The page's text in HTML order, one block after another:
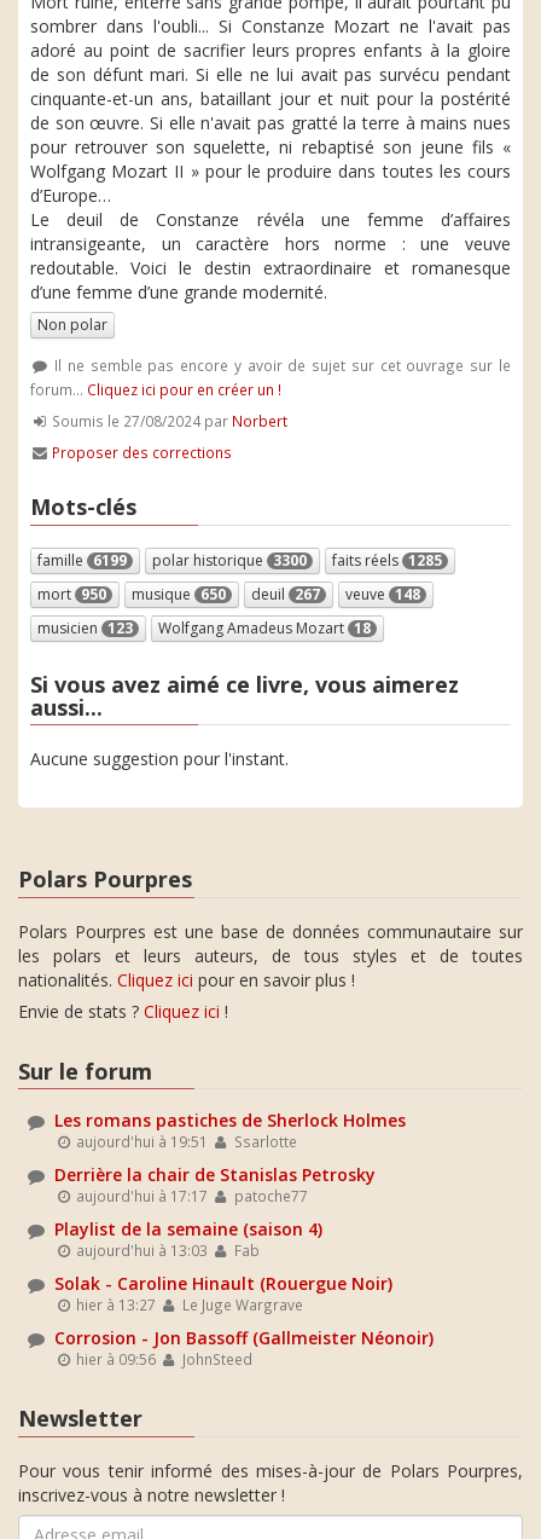
sombrer dans l'oubli... Si Constanze Mozart ne l'avait pas
adoré au point de sacrifier leurs propres enfants à la gloire
de son défunt mari. Si elle ne lui avait pas survécu pendant
cinquante-et-un ans, bataillant jour et nuit pour la postérité
de son œuvre. Si elle n'avait pas gratté la terre à mains nues
pour retrouver son squelette, ni rebaptisé son jeune fils «
Wolfgang Mozart II » pour le produire dans toutes les cours
d’Europe…
Le deuil de Constanze révéla une femme d’affaires
intransigeante, un caractère hors norme : une veuve
redoutable. Voici le destin extraordinaire et romanesque
d’une femme d’une grande modernité.
Non polar
Il ne semble pas encore y avoir de sujet sur cet ouvrage sur le
forum... Cliquez ici pour en créer un !
Soumis le 27/08/2024 par Norbert
Proposer des corrections
Mots-clés
famille 6199 polar historique 3300 faits réels 1285
mort 950 musique 650 deuil 267 veuve 148
musicien 123 Wolfgang Amadeus Mozart 18
Si vous avez aimé ce livre, vous aimerez
aussi...
Aucune suggestion pour l'instant.
Polars Pourpres
Polars Pourpres est une base de données communautaire sur
les polars et leurs auteurs, de tous styles et de toutes
nationalités. Cliquez ici pour en savoir plus !
Envie de stats ? Cliquez ici !
Sur le forum
Les romans pastiches de Sherlock Holmes
aujourd'hui à 19:51 Ssarlotte
Derrière la chair de Stanislas Petrosky
aujourd'hui à 17:17 patoche77
Playlist de la semaine (saison 4)
aujourd'hui à 13:03 Fab
Solak - Caroline Hinault (Rouergue Noir)
hier à 13:27 Le Juge Wargrave
Corrosion - Jon Bassoff (Gallmeister Néonoir)
hier à 09:56 JohnSteed
Newsletter
Pour vous tenir informé des mises-à-jour de Polars Pourpres,
inscrivez-vous à notre newsletter !